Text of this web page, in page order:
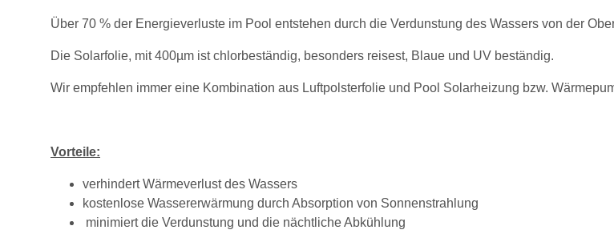
Über 70 % der Energieverluste im Pool entstehen durch die Verdunstung des Wassers von der
Die Solarfolie, mit 400µm ist chlorbeständig, besonders reisest, Blaue und UV beständig.
Wir empfehlen immer eine Kombination aus Luftpolsterfolie und Pool Solarheizung bzw.
Vorteile:
verhindert Wärmeverlust des Wassers
kostenlose Wassererwärmung durch Absorption von Sonnenstrahlung
minimiert die Verdunstung und die nächtliche Abkühlung